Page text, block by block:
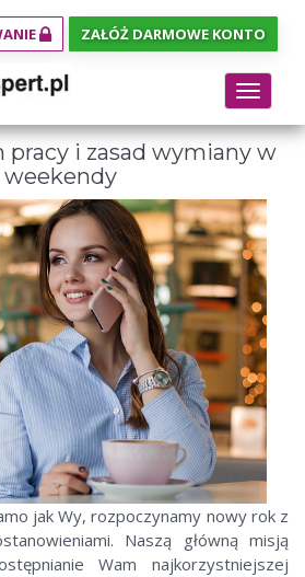
ZAŁÓŻ DARMOWE KONTO
Toggle
pracy i zasad wymiany w
weekendy
jak Wy, rozpoczynamy nowy rok z
Naszą główną misją
Wam najkorzystniejszej